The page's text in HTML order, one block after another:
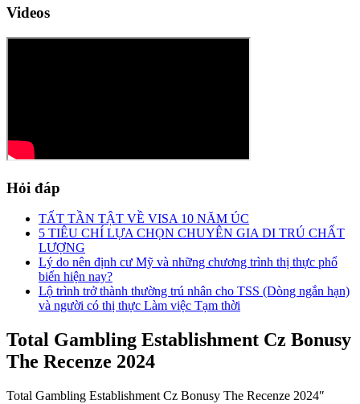
Videos
Hỏi đáp
TẤT TẦN TẬT VỀ VISA 10 NĂM ÚC
5 TIÊU CHÍ LỰA CHỌN CHUYÊN GIA DI TRÚ CHẤT
LƯỢNG
Lý do nên định cư Mỹ và những chương trình thị thực phổ
biến hiện nay?
Lộ trình trở thành thường trú nhân cho TSS (Dòng ngắn hạn)
và người có thị thực Làm việc Tạm thời
Total Gambling Establishment Cz Bonusy
The Recenze 2024
Total Gambling Establishment Cz Bonusy The Recenze 2024″